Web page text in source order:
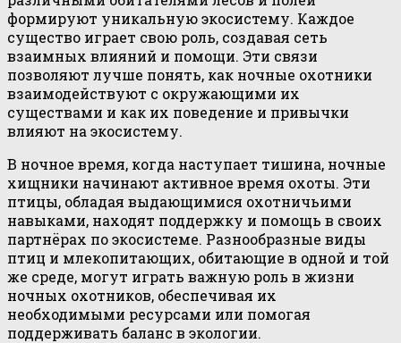
формируют уникальную экосистему. Каждое
существо играет свою роль, создавая сеть
взаимных влияний и помощи. Эти связи
позволяют лучше понять, как ночные охотники
взаимодействуют с окружающими их
существами и как их поведение и привычки
влияют на экосистему.
В ночное время, когда наступает тишина, ночные
хищники начинают активное время охоты. Эти
птицы, обладая выдающимися охотничьими
навыками, находят поддержку и помощь в своих
партнёрах по экосистеме. Разнообразные виды
птиц и млекопитающих, обитающие в одной и той
же среде, могут играть важную роль в жизни
ночных охотников, обеспечивая их
необходимыми ресурсами или помогая
поддерживать баланс в экологии.